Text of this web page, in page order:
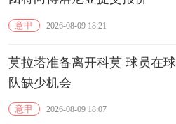
意甲 2026-08-09 18:21
莫拉塔准备离开科莫 球员在球
队缺少机会
意甲 2026-08-09 18:07